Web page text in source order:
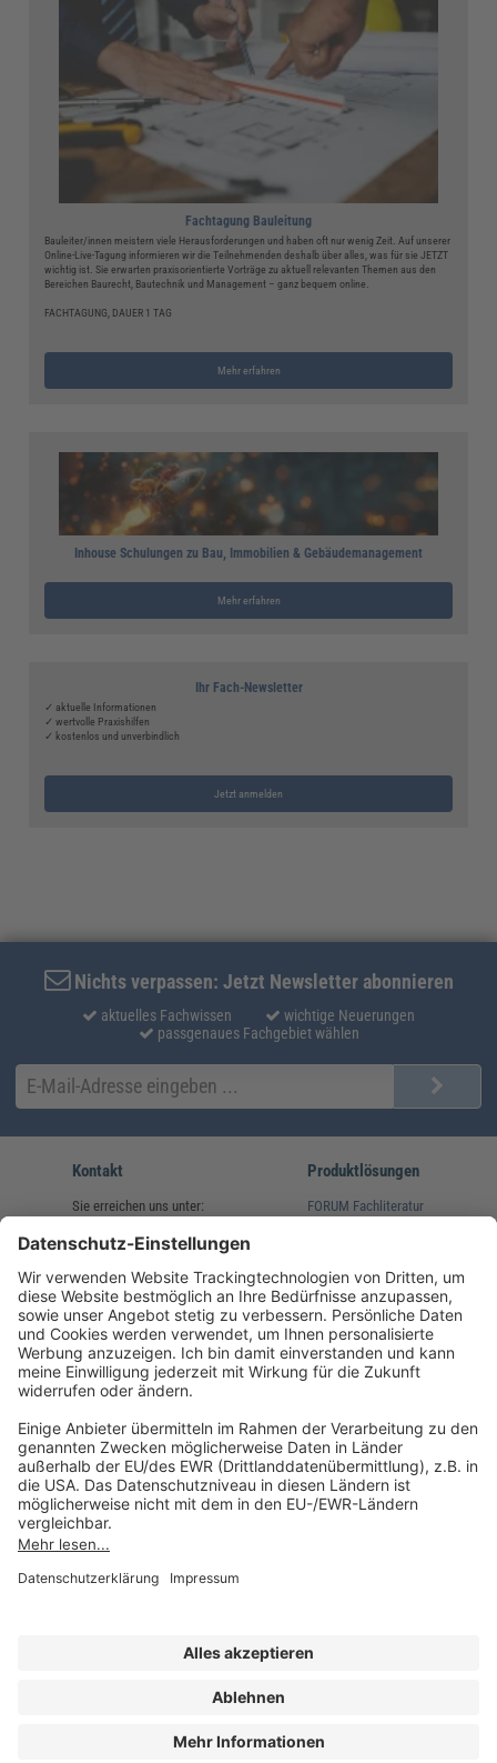
Fachtagung Bauleitung
Bauleiter/innen meistern viele Herausforderungen und haben oft nur wenig Zeit. Auf unserer
Online-Live-Tagung informieren wir die Teilnehmenden deshalb über alles, was für sie JETZT
wichtig ist. Sie erwarten praxisorientierte Vorträge zu aktuell relevanten Themen aus den
Bereichen Baurecht, Bautechnik und Management – ganz bequem online.
FACHTAGUNG, DAUER 1 TAG
Mehr erfahren
Inhouse Schulungen zu Bau, Immobilien & Gebäudemanagement
Mehr erfahren
Ihr Fach-Newsletter
✓ aktuelle Informationen
✓ wertvolle Praxishilfen
✓ kostenlos und unverbindlich
Jetzt anmelden
Nichts verpassen: Jetzt Newsletter abonnieren
aktuelles Fachwissen
wichtige Neuerungen
passgenaues Fachgebiet wählen
Kontakt
Sie erreichen uns unter:
(08233) 38 11 23
service@forum-verlag.com
Mo-Do 07:30 - 17:00 Uhr
Fr 07:30 - 15:00 Uhr
Produktlösungen
FORUM Fachliteratur
Folgen Sie uns
Impressum
Datenschutz
AGB und Lizenzbedingungen
Erklärung zur Barrierefreiheit
A FORUM MEDIA GROUP COMPANY